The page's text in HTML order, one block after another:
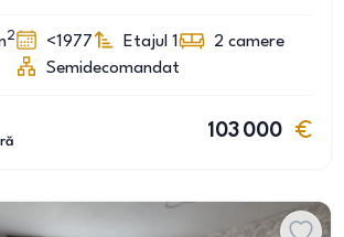
2 <1977 Etajul 1 2 camere
Semidecomandat
103 000